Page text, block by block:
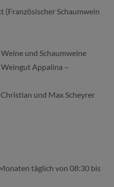
(Französischer Schaumwein
und Schaumweine
Weingut Appalina –
und Max Scheyrer
täglich von 08:30 bis